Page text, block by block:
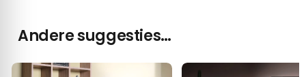
Andere suggesties…